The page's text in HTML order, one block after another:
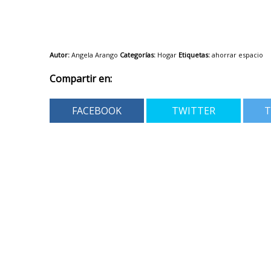
Autor: Angela Arango Categorías: Hogar Etiquetas: ahorrar espacio
Compartir en:
FACEBOOK TWITTER